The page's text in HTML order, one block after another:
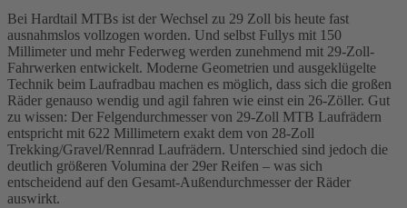
Bei Hardtail MTBs ist der Wechsel zu 29 Zoll bis heute fast
ausnahmslos vollzogen worden. Und selbst Fullys mit 150
Millimeter und mehr Federweg werden zunehmend mit 29-Zoll-
Fahrwerken entwickelt. Moderne Geometrien und ausgeklügelte
Technik beim Laufradbau machen es möglich, dass sich die großen
Räder genauso wendig und agil fahren wie einst ein 26-Zöller. Gut
zu wissen: Der Felgendurchmesser von 29-Zoll MTB Laufrädern
entspricht mit 622 Millimetern exakt dem von 28-Zoll
Trekking/Gravel/Rennrad Laufrädern. Unterschied sind jedoch die
deutlich größeren Volumina der 29er Reifen – was sich
entscheidend auf den Gesamt-Außendurchmesser der Räder
auswirkt.